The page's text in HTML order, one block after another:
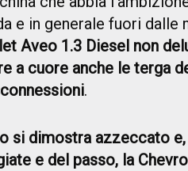
e in generale fuori dalle
Aveo 1.3 Diesel non
a cuore anche le terga
.
si dimostra azzeccato
e del passo, la